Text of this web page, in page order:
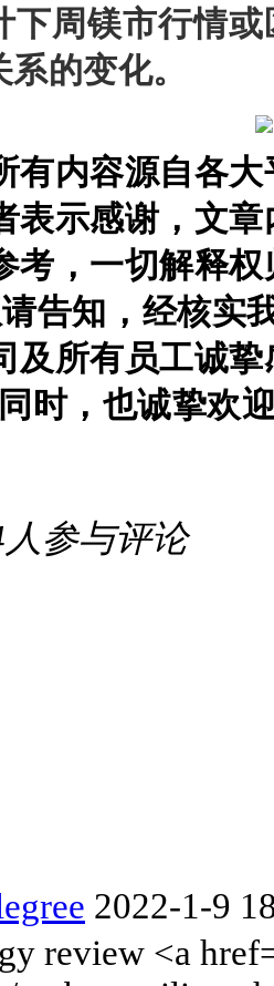
下周镁市行情
的变化。
有内容源自各
表示感谢，文
考，一切解释
告知，经核实
及所有员工诚
时，也诚挚欢
人参与评论
2022-1-9
review <a